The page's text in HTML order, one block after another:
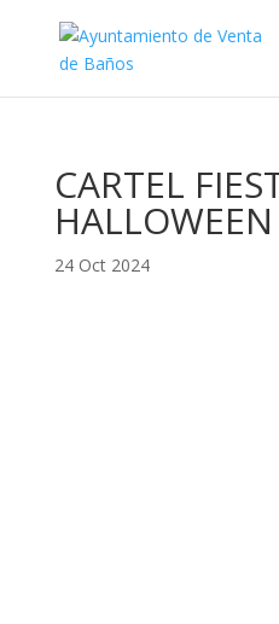
CARTEL
24 Oct 2024